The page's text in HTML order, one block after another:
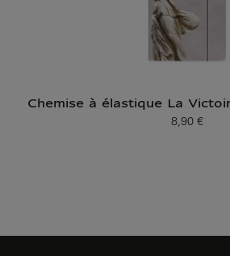
Chemise à élastique La
Prix ​​actuel
8,90 €